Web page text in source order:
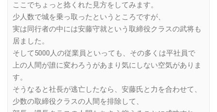
ここでちょっと捻くれた見方をしてみます。
少人数で城を乗っ取ったというところですが、
実は同行者の中には安藤守就という取締役クラスの武将も
居ました。
そして5000人の従業員といっても、その多くは平社員で
上の人間が誰に変わろうがあまり気にしない空気がありま
す。
そうなると社長が逃亡したなら、安藤氏と力を合わせて、
少数の取締役クラスの人間を排除して、